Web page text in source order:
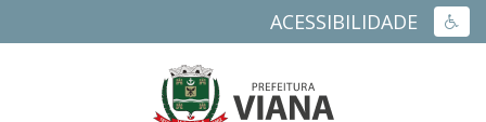
ACESSIBILIDADE